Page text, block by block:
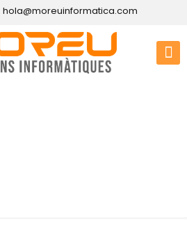
hola@moreuinformatica.com